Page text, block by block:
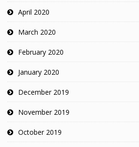
April 2020
March 2020
February 2020
January 2020
December 2019
November 2019
October 2019